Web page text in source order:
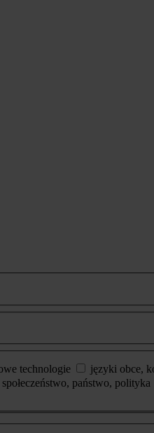
technologie
języki obce,
społeczeństwo, państwo, polityka